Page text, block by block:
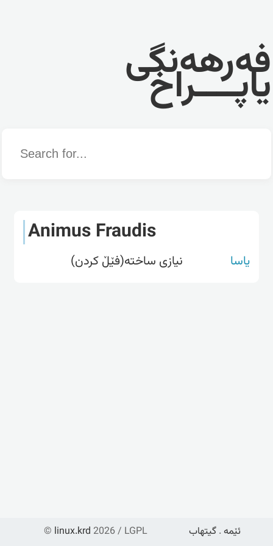
فەرهەنگی
یاپــــراخ
Word
Animus Fraudis
یاسا نیازی ساختە(فێڵ کردن)
© linux.krd 2026 / LGPL ئێمە . گیتهاب